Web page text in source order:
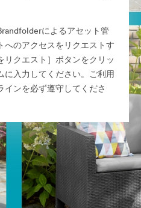
によるアセット管
へのアクセスをリクエストす
リクエスト］ボタンをクリッ
に入力してください。ご利用
インを必ず遵守してくださ